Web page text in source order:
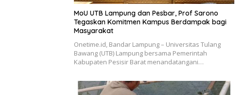
MoU UTB Lampung dan Pesbar, Prof Sarono
Tegaskan Komitmen Kampus Berdampak bagi
Masyarakat
Onetime.id, Bandar Lampung – Universitas Tulang
Bawang (UTB) Lampung bersama Pemerintah
Kabupaten Pesisir Barat menandatangani…